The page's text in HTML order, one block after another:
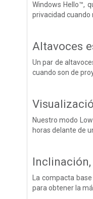
Windows Hello™,
privacidad cuando
Altavoces
Un par de
cuando son de
Nuestro modo
horas delante de
La compacta
para obtener la